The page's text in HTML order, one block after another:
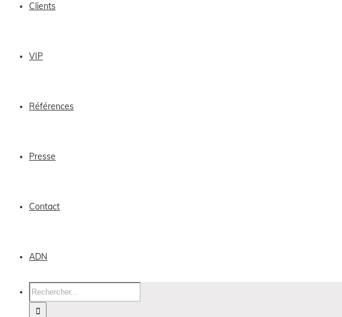
Clients
VIP
Références
Presse
Contact
ADN